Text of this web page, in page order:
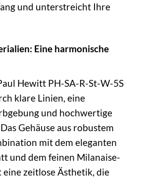
und unterstreicht Ihre
Eine harmonische
Hewitt PH-SA-R-St-W-5S
klare Linien, eine
und hochwertige
Gehäuse aus robustem
mit dem eleganten
und dem feinen Milanaise-
zeitlose Ästhetik, die